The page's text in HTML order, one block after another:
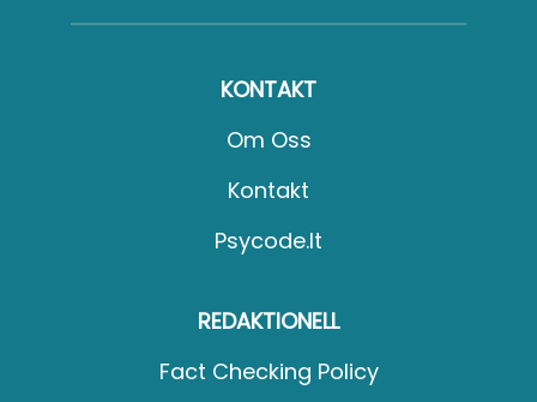
KONTAKT
Om Oss
Kontakt
Psycode.it
REDAKTIONELL
Fact Checking Policy